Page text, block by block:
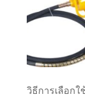
วิธีการเลือกใ